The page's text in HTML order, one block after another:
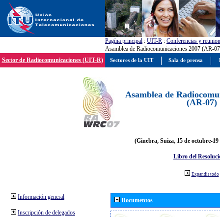
Pagína principal : UIT-R : Conferencias y
Asamblea de Radiocomunicaciones 2007 (AR-
Sector de Radiocomunicaciones (UIT-R)
Asamblea de
(AR-07)
(Ginebra, Suiza, 15 de octubre-19
Libro del
Expandir todo
Información general
Inscripción de delegados
Documentos
Sectores de la UIT Sala de prensa